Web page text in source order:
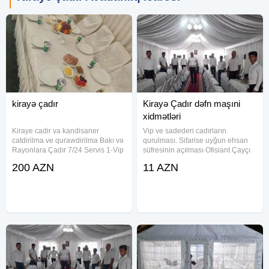
kirayə çadır
Kiraye cadir va kandisaner
catdirilma ve qurawdirilma Bakı və
Rayonlara Çadır 7/24 Servis 1-Vip
maşını 4- Kandisaner 5- Aşbaz 6-
200 AZN
Kirayə Çadır dəfn maşıni
xidmətləri
Vip ve sadederi cadırların
qurulması. Sifarise uyğun ehsan
süfresinin açılması Ofisiant Çayçı
stul Samavar Kiraye cadır, çadır,
11 AZN